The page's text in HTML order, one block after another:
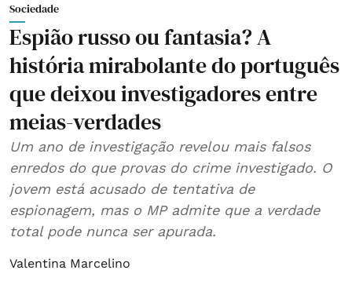
Sociedade
Espião russo ou fantasia? A
história mirabolante do português
que deixou investigadores entre
meias-verdades
Um ano de investigação revelou mais falsos
enredos do que provas do crime investigado. O
jovem está acusado de tentativa de
espionagem, mas o MP admite que a verdade
total pode nunca ser apurada.
Valentina Marcelino